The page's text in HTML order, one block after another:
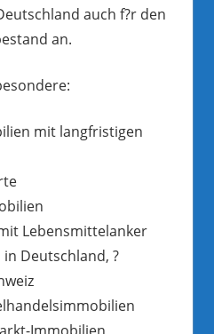
auch f?r den
an.
mit langfristigen
Lebensmittelanker
Deutschland, ?